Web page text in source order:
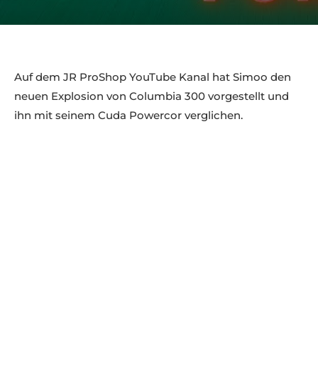
Auf dem JR ProShop YouTube Kanal hat Simoo den
neuen Explosion von Columbia 300 vorgestellt und
ihn mit seinem Cuda Powercor verglichen.